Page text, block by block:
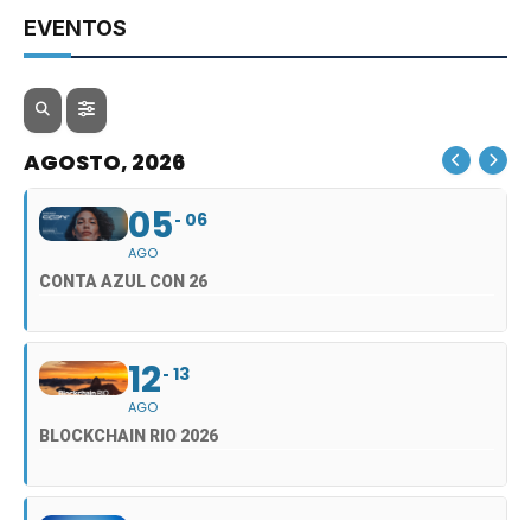
EVENTOS
AGOSTO, 2026
05
AGO
06
CONTA AZUL CON 26
12
AGO
13
BLOCKCHAIN RIO 2026